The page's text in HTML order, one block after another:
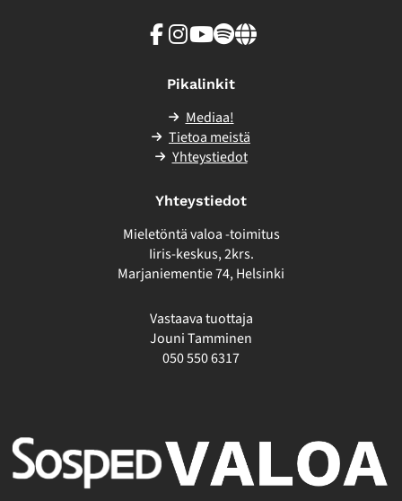
Facebook
Instagram
Youtube
SpotifyLinkki
Pikalinkit
Mediaa!
Tietoa meistä
Yhteystiedot
Yhteystiedot
Mieletöntä valoa -toimitus
Iiris-keskus, 2krs.
Marjaniementie 74, Helsinki
Vastaava tuottaja
Jouni Tamminen
050 550 6317